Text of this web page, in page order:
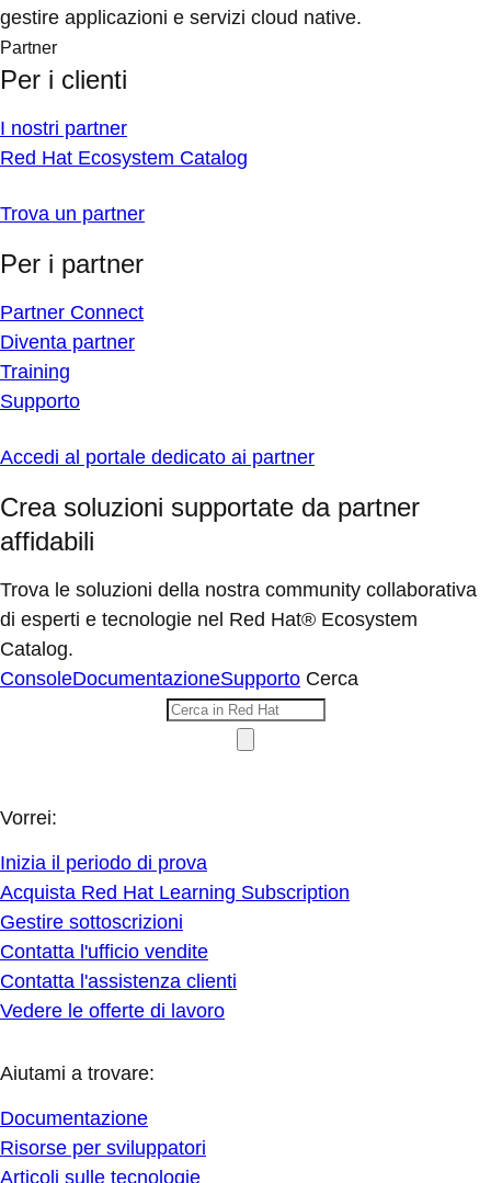
gestire applicazioni e servizi cloud native.
Partner
Per i clienti
I nostri partner
Red Hat Ecosystem Catalog
Trova un partner
Per i partner
Partner Connect
Diventa partner
Training
Supporto
Accedi al portale dedicato ai partner
Crea soluzioni supportate da partner
affidabili
Trova le soluzioni della nostra community collaborativa
di esperti e tecnologie nel Red Hat® Ecosystem
Catalog.
ConsoleDocumentazioneSupporto Cerca
Vorrei:
Inizia il periodo di prova
Acquista Red Hat Learning Subscription
Gestire sottoscrizioni
Contatta l'ufficio vendite
Contatta l'assistenza clienti
Vedere le offerte di lavoro
Aiutami a trovare:
Documentazione
Risorse per sviluppatori
Articoli sulle tecnologie